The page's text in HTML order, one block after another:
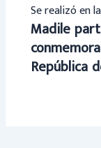
Se realizó en
Madile
República